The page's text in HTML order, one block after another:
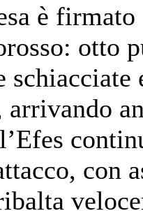
è firmato
otto
schiacciate
con